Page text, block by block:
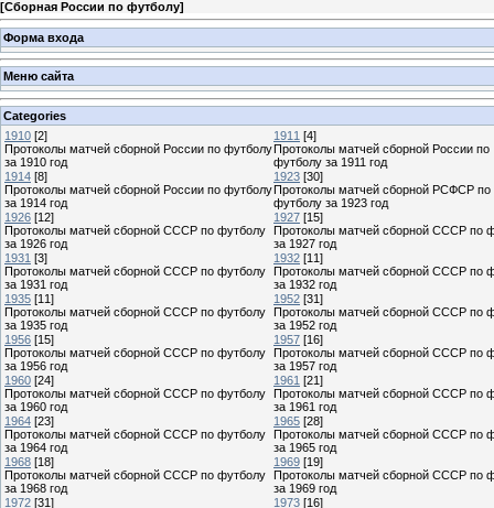
[Сборная России по футболу]
Форма входа
Меню сайта
Categories
1910 [2]
Протоколы матчей сборной России по футболу
за 1910 год
1911 [4]
Протоколы матчей сборной России по
футболу за 1911 год
1914 [8]
Протоколы матчей сборной России по футболу
за 1914 год
1923 [30]
Протоколы матчей сборной РСФСР по
футболу за 1923 год
1926 [12]
Протоколы матчей сборной СССР по футболу
за 1926 год
1927 [15]
Протоколы матчей сборной СССР по
за 1927 год
1931 [3]
Протоколы матчей сборной СССР по футболу
за 1931 год
1932 [11]
Протоколы матчей сборной СССР по
за 1932 год
1935 [11]
Протоколы матчей сборной СССР по футболу
за 1935 год
1952 [31]
Протоколы матчей сборной СССР по
за 1952 год
1956 [15]
Протоколы матчей сборной СССР по футболу
за 1956 год
1957 [16]
Протоколы матчей сборной СССР по
за 1957 год
1960 [24]
Протоколы матчей сборной СССР по футболу
за 1960 год
1961 [21]
Протоколы матчей сборной СССР по
за 1961 год
1964 [23]
Протоколы матчей сборной СССР по футболу
за 1964 год
1965 [28]
Протоколы матчей сборной СССР по
за 1965 год
1968 [18]
Протоколы матчей сборной СССР по футболу
за 1968 год
1969 [19]
Протоколы матчей сборной СССР по
за 1969 год
1972 [31]
1973 [16]